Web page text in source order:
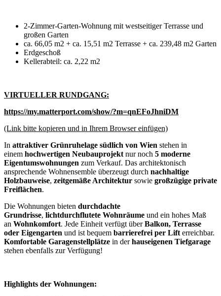
2-Zimmer-Garten-Wohnung mit westseitiger Terrasse und
großen Garten
ca. 66,05 m2 + ca. 15,51 m2 Terrasse + ca. 239,48 m2 Garten
Erdgeschoß
Kellerabteil: ca. 2,22 m2
VIRTUELLER RUNDGANG:
https://my.matterport.com/show/?m=qnEFoJhniDM
(Link bitte kopieren und in Ihrem Browser einfügen)
In attraktiver Grünruhelage südlich von Wien stehen in
einem hochwertigen Neubauprojekt nur noch 5 moderne
Eigentumswohnungen zum Verkauf. Das architektonisch
ansprechende Wohnensemble überzeugt durch nachhaltige
Holzbauweise, zeitgemäße Architektur sowie großzügige private
Freiflächen.
Die Wohnungen bieten durchdachte
Grundrisse, lichtdurchflutete Wohnräume und ein hohes Maß
an Wohnkomfort. Jede Einheit verfügt überBalkon, Terrasse
oder Eigengarten und ist bequem barrierefrei per Lift erreichbar.
Komfortable Garagenstellplätze in derhauseigenen Tiefgarage
stehen ebenfalls zur Verfügung!
Highlights der Wohnungen: